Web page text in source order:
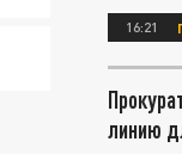
16:21
линию